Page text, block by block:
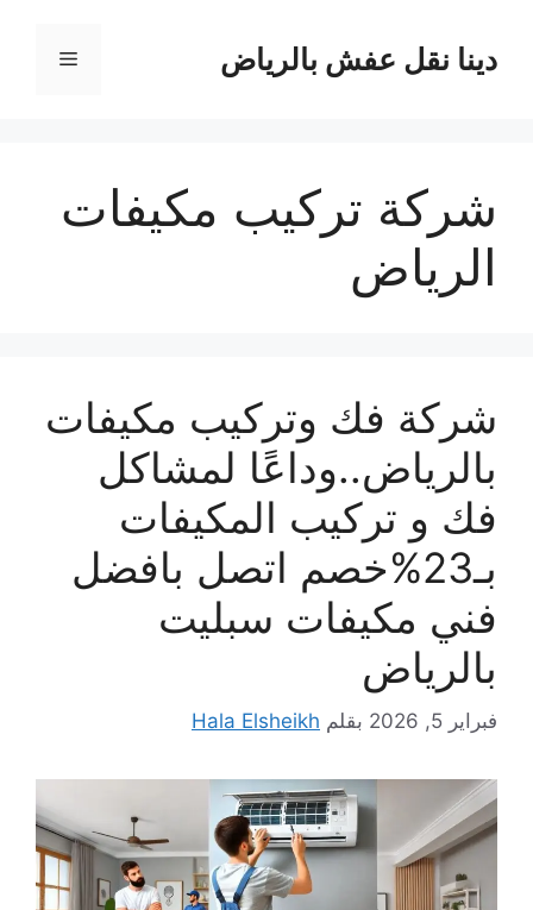
المحتوىدينا نقل عفش بالرياض القائمة
شركة تركيب مكيفات
الرياض
شركة فك وتركيب مكيفات
بالرياض..وداعًا لمشاكل
فك و تركيب المكيفات
بـ23%خصم اتصل بافضل
فني مكيفات سبليت
بالرياض
فبراير 5, 2026 بقلم Hala Elsheikh